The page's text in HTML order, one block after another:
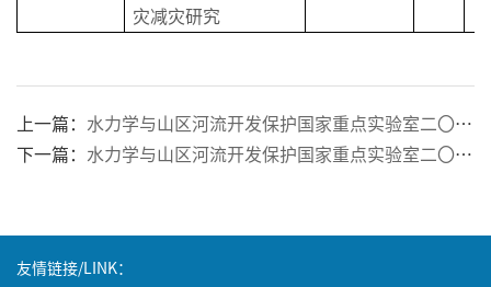
灾减灾研究
上一篇： 水力学与山区河流开发保护国家重点实验室二〇一七年开放课题批准名单
下一篇： 水力学与山区河流开发保护国家重点实验室二〇一五年开放课题批准名单
友情链接/LINK：